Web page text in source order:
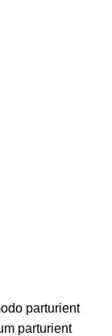
parturient
parturient